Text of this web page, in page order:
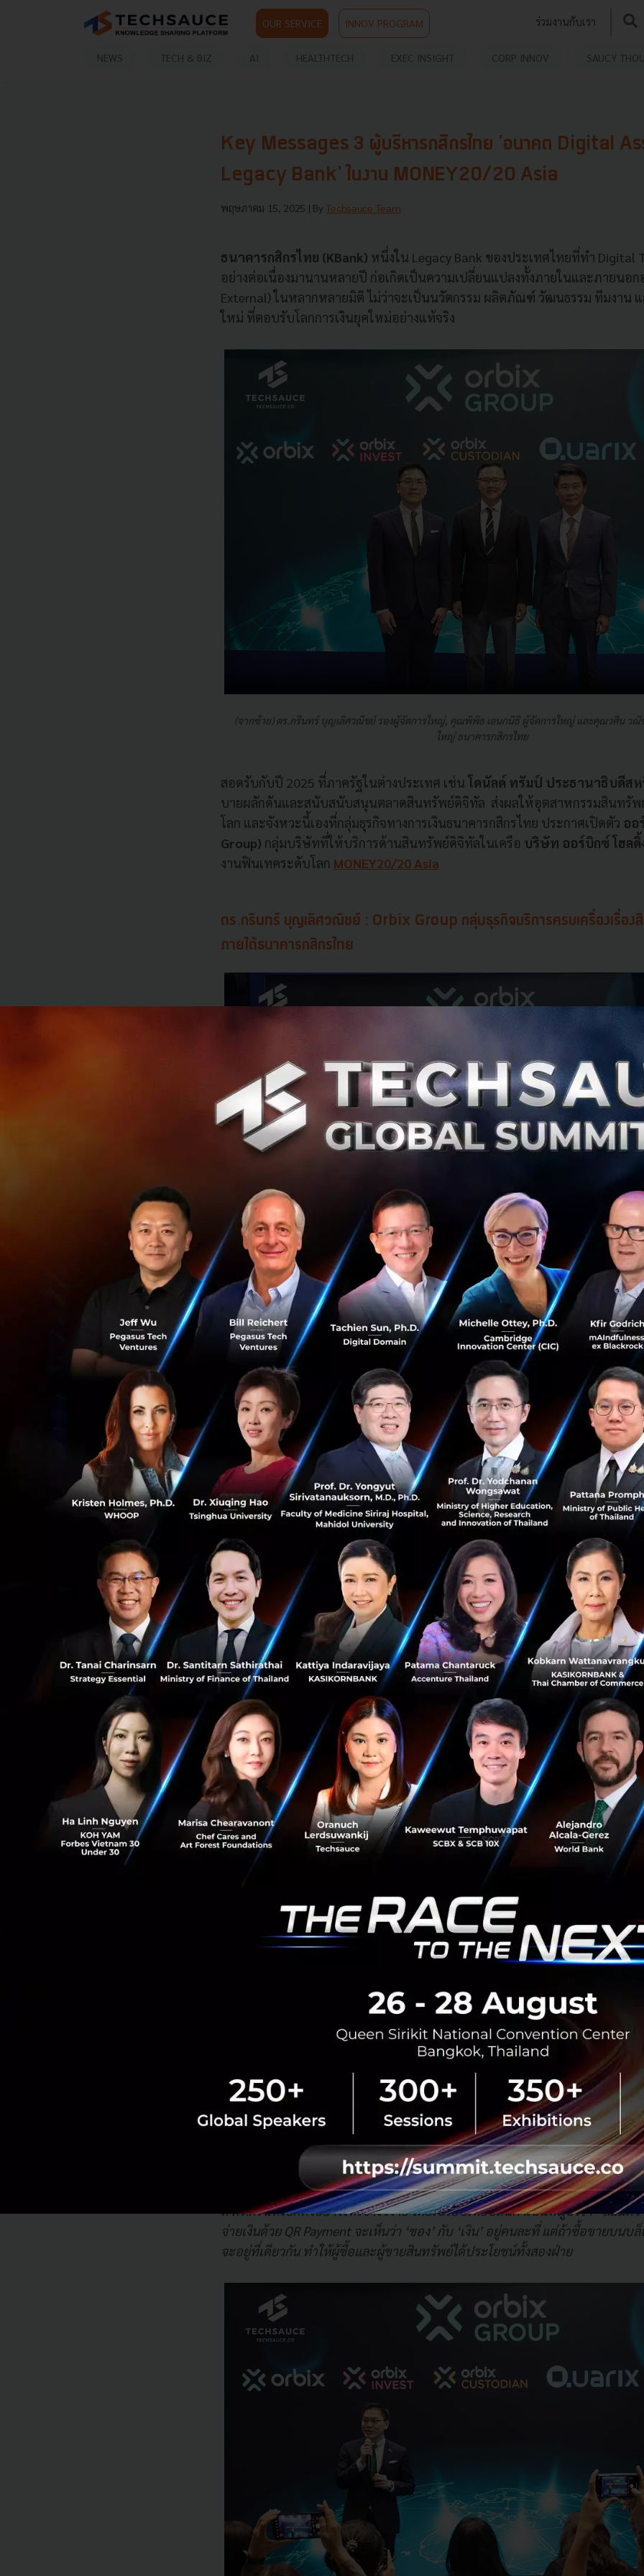
OUR SERVICE INNOV PROGRAM ร่วมงานกับเรา
NEWS TECH & BIZ AI HEALTHTECH EXEC INSIGHT CORP INNOV SAUCY
0
827
Key Messages 3 ผู้บริหารกสิกรไทย 'อนาคต Digital
Legacy Bank' ในงาน MONEY20/20 Asia
พฤษภาคม 15, 2025 | By Techsauce Team
ธนาคารกสิกรไทย (KBank) หนึ่งใน Legacy Bank ของประเทศไทยที่ทำ Digital
อย่างต่อเนื่องมานานหลายปี ก่อเกิดเป็นความเปลี่ยนแปลงทั้งภายในและภายนอก
External) ในหลากหลายมิติ ไม่ว่าจะเป็นนวัตกรรม ผลิตภัณฑ์ วัฒนธรรม ทีมงาน
ใหม่ ที่ตอบรับโลกการเงินยุคใหม่อย่างแท้จริง
(จากซ้าย) ดร.กรินทร์ บุญเลิศวณิชย์ รองผู้จัดการใหญ่, คุณพิพิธ เอนกนิธิ ผู้จัดการใหญ่ และคุณวศิน วณิ
ใหญ่ ธนาคารกสิกรไทย
สอดรับกับปี 2025 ที่ภาครัฐในต่างประเทศ เช่น โดนัลด์ ทรัมป์ ประธานาธิบดีสห
บายผลักดันและสนับสนับสนุนตลาดสินทรัพย์ดิจิทัล ส่งผลให้อุตสาหกรรมสินทรั
โลก และจังหวะนี้เองที่กลุ่มธุรกิจทางการเงินธนาคารกสิกรไทย ประกาศเปิดตัว ออ
Group) กลุ่มบริษัทที่ให้บริการด้านสินทรัพย์ดิจิทัลในเครือ บริษัท ออร์บิกซ์ โฮลดิ้
งานฟินเทคระดับโลก MONEY20/20 Asia
ดร.กรินทร์ บุญเลิศวณิชย์ : Orbix Group กลุ่มธุรกิจบริการครบเครื่องเรื่อ
ภายใต้ธนาคารกสิกรไทย
ทีมผู้บริหาร 5 ธุรกิจใต้ Orbix Group
Orbix Group ประกอบไปด้วย 5 บริษัทย่อย โดยดร.กรินทร์ บุญเลิศวณิชย์ รองผู้
กสิกรไทยให้ข้อมูลในงาน MONEY20/20 Asia ณ Orbix Group Booth เกี่ยวกับไ
Orbix Group ดังนี้
Kubix หรือ คิวบิกซ์
(บริษัท คิวบิกซ์ ดิจิทัล แอสเสท จำกัด)
ผู้ให้บริการระบบเสนอขายโทเคนดิจิทัล (ICO Portal) รายแรกของกลุ่มธุรกิจ
รับความเห็นชอบจากสำนักงานคณะกรรมการกำกับหลักทรัพย์และตลาดหลั
ตอบโจทย์ผู้ประกอบการ ที่ต้องการออกโทเคนดิจิทัลและระดมทุนผ่าน
Orbix Trade หรือออร์บิกซ์ เทรด
(บริษัท ออร์บิกซ์ เทรด จำกัด)
ผู้นำศูนย์ซื้อขายสินทรัพย์ดิจิทัล ซึ่งได้รับใบอนุญาตจากกระทรวงการคลังแล
กำกับของสำนักงานคณะกรรมการกำกับหลักทรัพย์และตลาดหลักทรัพย์แห่ง
(สำนักงาน ก.ล.ต.)
Orbix Invest หรือ ออร์บิกซ์ อินเวสท์
(บริษัท ออร์บิกซ์ อินเวสท์ จำกัด)
ผู้จัดการเงินทุนสินทรัพย์ดิจิทัล (Digital Asset Fund Manager) ที่ได้รับใบ
จากกระทรวงการคลัง ภายใต้การกำกับดูแลของสำนักงานคณะกรรมการกำ
ตลาดหลักทรัพย์ (ก.ล.ต.)
Orbix Technology หรือ ออร์บิกซ์ เทคโนโลยี
(บริษัท ออร์บิกซ์ เทคโนโลยี แอนด์ อินโนเวชั่น จำกัด)
ผู้พัฒนาและให้บริการ Quarix โครงสร้างพื้นฐานเทคโนโลยีบล็อกเชนระดั
เคลื่อนให้เกิด Use Cases ในโลกความจริง
Orbix Custodianหรือ ออร์บิกซ์ คัสโทเดียน
(บริษัท ออร์บิกซ์ คัสโทเดียน จำกัด)
ใต้การกำกับดูแลของสำนักงาน ก.ล.ต.
แต่ละบริษัทใน Orbix Group จึงมีบทบาทชัดเจน ทั้งยังสนับสนุนซึ่งกันและกันใน
ดิจิทัลของประเทศไทย กล่าวคือ Orbix Group มีทั้งบริการด้านกระดานเทรดสินท
เสนอขายโทเคนดิจิทัล (ICO Portal) บริการพัฒนาเทคโนโลยีหลังบ้าน บริการจัด
ดิจิทัลและบริการเก็บรักษาสินทรัพย์ดิจิทัล
“ในส่วนของวิสัยทัศน์ Orbix Group อยากที่จะเชื่อมโยงกับโลกบล็อกเชน เพราะสิ
บล็อกเชนสามารถถ่ายโอนกันได้ เงินที่อยู่ในโลกบล็อกเชนยังสามารถเชื่อมโยงกัน
ส่งผลให้รูปแบบการทำธุรกรรมเปลี่ยนไป”
ด ดร.กรินทร์ยกตัวอย่างให้เข้าใจง่าย โดยเปรียบเทียบสินค้าเป็นหมูปิ้งว่า“สมมติว่
จ่ายเงินด้วย QR Payment จะเห็นว่า ‘ของ’ กับ ‘เงิน’ อยู่คนละที่ แต่ถ้าซื้อขายบนบ
จะอยู่ที่เดียวกัน ทำให้ผู้ซื้อและผู้ขายสินทรัพย์ได้ประโยชน์ทั้งสองฝ่าย